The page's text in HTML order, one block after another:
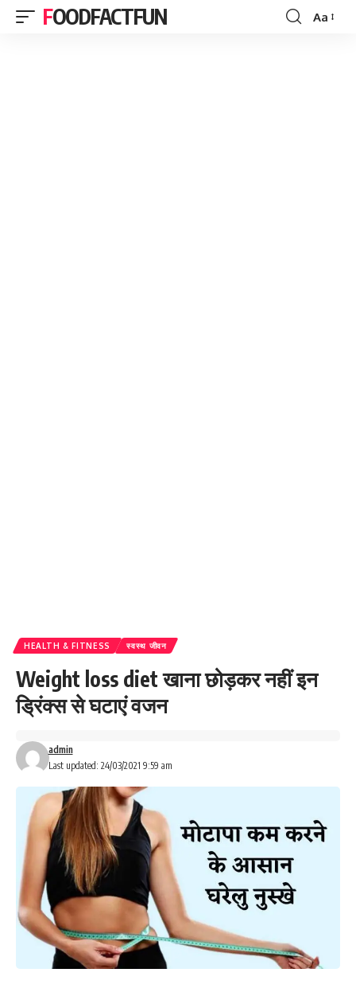
FOODFACTFUN
Font
Aa
HEALTH & FITNESS स्वस्थ जीवन
Weight loss diet खाना छोड़कर नहीं इन
ड्रिंक्स से घटाएं वजन
Last updated: 24/03/2021 9:59 am
admin